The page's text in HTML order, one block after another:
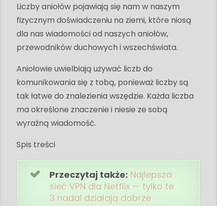
Liczby aniołów pojawiają się nam w naszym
fizycznym doświadczeniu na ziemi, które niosą
dla nas wiadomości od naszych aniołów,
przewodników duchowych i wszechświata.
Aniołowie uwielbiają używać liczb do
komunikowania się z tobą, ponieważ liczby są
tak łatwe do znalezienia wszędzie. Każda liczba
ma określone znaczenie i niesie ze sobą
wyraźną wiadomość.
Spis treści
Przeczytaj także: Najlepsza
sieć VPN dla Netflix — tylko te
3 nadal działają dobrze